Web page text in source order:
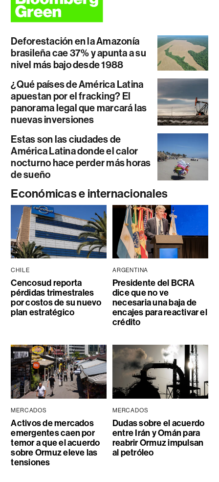
Deforestación en la Amazonía
brasileña cae 37% y apunta a su
nivel más bajo desde 1988
¿Qué países de América Latina
apuestan por el fracking? El
panorama legal que marcará las
nuevas inversiones
Estas son las ciudades de
América Latina donde el calor
nocturno hace perder más horas
de sueño
Económicas e internacionales
CHILE
Cencosud reporta
pérdidas trimestrales
por costos de su nuevo
plan estratégico
ARGENTINA
Presidente del BCRA
dice que no ve
necesaria una baja de
encajes para reactivar el
crédito
MERCADOS
Activos de mercados
emergentes caen por
temor a que el acuerdo
sobre Ormuz eleve las
tensiones
MERCADOS
Dudas sobre el acuerdo
entre Irán y Omán para
reabrir Ormuz impulsan
al petróleo